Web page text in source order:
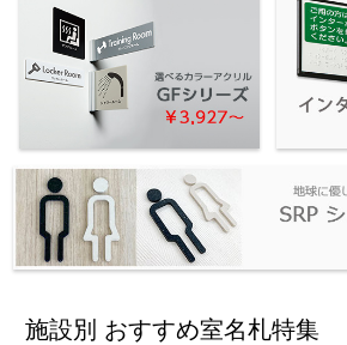
施設別 おすすめ室名札特集